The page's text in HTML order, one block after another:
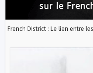
French District : Le lien entre